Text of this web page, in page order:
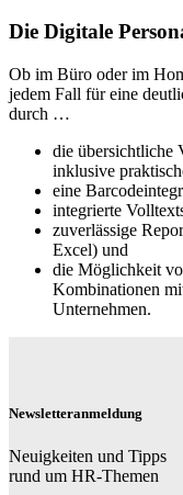
Die Digitale
Ob im Büro oder im
jedem Fall für eine
durch …
die übersichtliche
inklusive
eine
integrierte
zuverlässige
Excel) und
die Möglichkeit
Kombinationen
Unternehmen.
Newsletteranmeldung
Neuigkeiten und Tipps
rund um HR-Themen